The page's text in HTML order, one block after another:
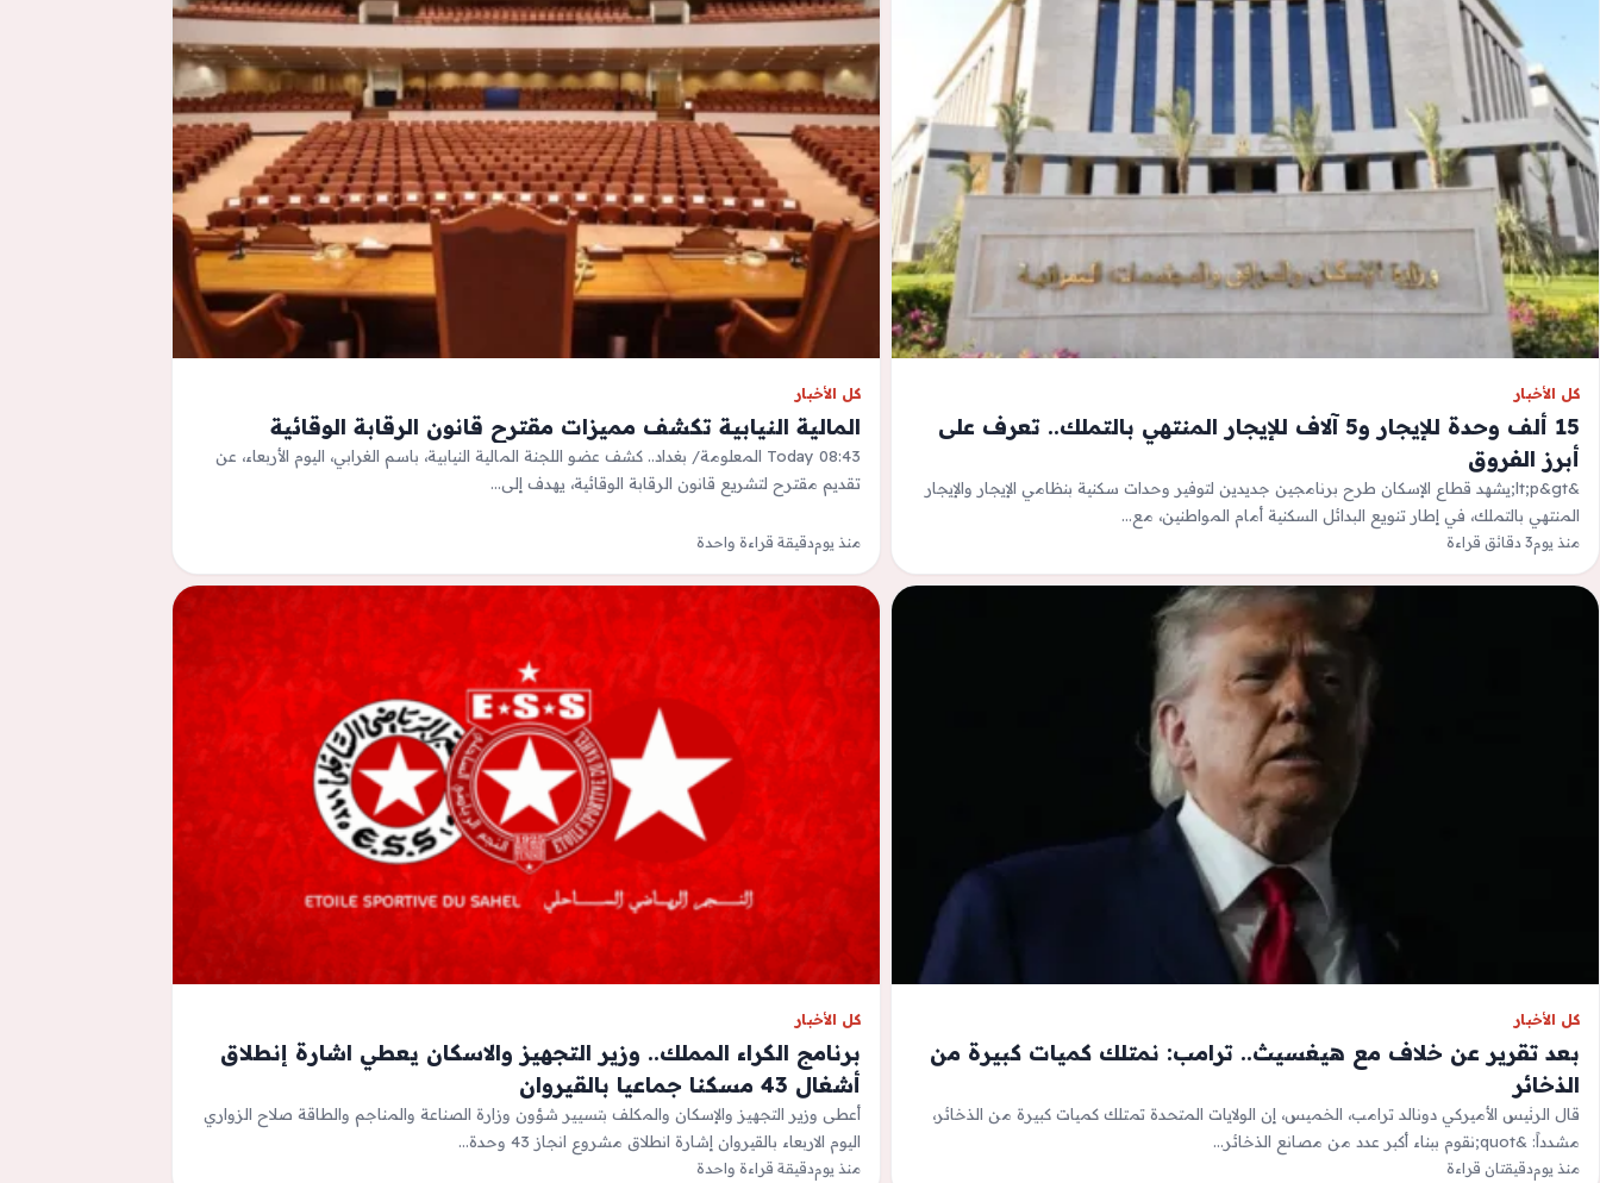
كل الأخبار
15 ألف وحدة للإيجار و5 آلاف للإيجار المنتهي بالتملك.. تعرف على
أبرز الفروق
&lt;p&gt;يشهد قطاع الإسكان طرح برنامجين جديدين لتوفير وحدات سكنية بنظامي الإيجار والإيجار
المنتهي بالتملك، في إطار تنويع البدائل السكنية أمام المواطنين، مع…
منذ يوم3 دقائق قراءة
كل الأخبار
المالية النيابية تكشف مميزات مقترح قانون الرقابة الوقائية
Today 08:43 المعلومة/ بغداد.. كشف عضو اللجنة المالية النيابية، باسم الغرابي، اليوم الأربعاء، عن
تقديم مقترح لتشريع قانون الرقابة الوقائية، يهدف إلى…
منذ يومدقيقة قراءة واحدة
كل الأخبار
بعد تقرير عن خلاف مع هيغسيث.. ترامب: نمتلك كميات كبيرة من
الذخائر
قال الرئيس الأميركي دونالد ترامب، الخميس، إن الولايات المتحدة تمتلك كميات كبيرة من الذخائر،
مشدداً: &quot;نقوم ببناء أكبر عدد من مصانع الذخائر…
منذ يومدقيقتان قراءة
كل الأخبار
برنامج الكراء المملك.. وزير التجهيز والاسكان يعطي اشارة إنطلاق
أشغال 43 مسكنا جماعيا بالقيروان
أعطى وزير التجهيز والإسكان والمكلف بتسيير شؤون وزارة الصناعة والمناجم والطاقة صلاح الزواري
اليوم الاربعاء بالقيروان إشارة انطلاق مشروع انجاز 43 وحدة…
منذ يومدقيقة قراءة واحدة